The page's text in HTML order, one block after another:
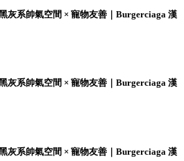
灰系帥氣空間 × 寵物友善｜Burgerciaga 漢
灰系帥氣空間 × 寵物友善｜Burgerciaga 漢
灰系帥氣空間 × 寵物友善｜Burgerciaga 漢